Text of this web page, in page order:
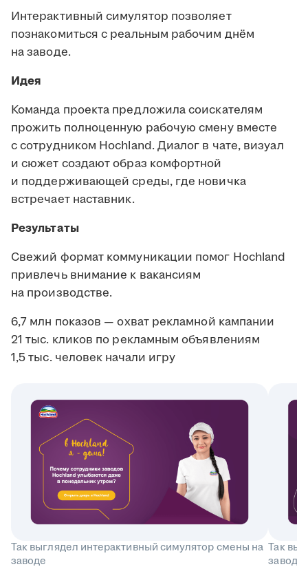
Интерактивный симулятор позволяет
познакомиться с реальным рабочим днём
на заводе.
Идея
Команда проекта предложила соискателям
прожить полноценную рабочую смену вместе
с сотрудником Hochland. Диалог в чате, визуал
и сюжет создают образ комфортной
и поддерживающей среды, где новичка
встречает наставник.
Результаты
Свежий формат коммуникации помог Hochland
привлечь внимание к вакансиям
на производстве.
6,7 млн показов — охват рекламной кампании
21 тыс. кликов по рекламным объявлениям
1,5 тыс. человек начали игру
Так выглядел интерактивный симулятор смены на
заводе
Так
заводе